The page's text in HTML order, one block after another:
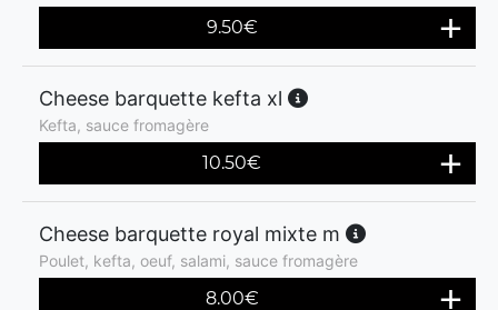
9.50€
Cheese barquette kefta xl
Kefta, sauce fromagère
10.50€
Cheese barquette royal mixte m
Poulet, kefta, oeuf, salami, sauce fromagère
8.00€